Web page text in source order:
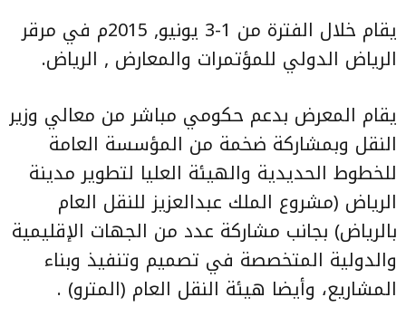
يقام خلال الفترة من 1-3 يونيو, 2015م في مرقر
الرياض الدولي للمؤتمرات والمعارض , الرياض.
يقام المعرض بدعم حكومي مباشر من معالي وزير
النقل وبمشاركة ضخمة من المؤسسة العامة
للخطوط الحديدية والهيئة العليا لتطوير مدينة
الرياض (مشروع الملك عبدالعزيز للنقل العام
بالرياض) بجانب مشاركة عدد من الجهات الإقليمية
والدولية المتخصصة في تصميم وتنفيذ وبناء
المشاريع، وأيضا هيئة النقل العام (المترو) .